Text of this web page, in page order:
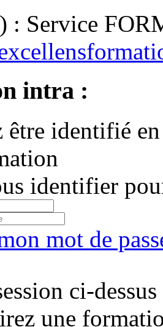
: Service
intra :
être identifié
identifier
mot de
ci-
une